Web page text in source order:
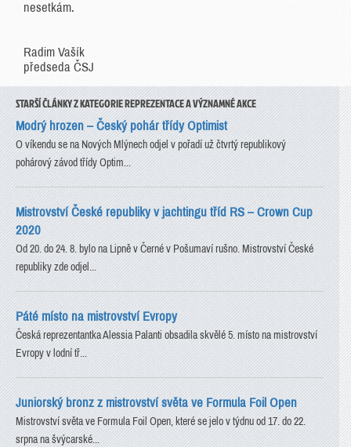
nesetkám.
Radim Vašík
předseda ČSJ
STARŠÍ ČLÁNKY Z KATEGORIE REPREZENTACE A VÝZNAMNÉ AKCE
Modrý hrozen – Český pohár třídy Optimist
O víkendu se na Nových Mlýnech odjel v pořadí už čtvrtý republikový
pohárový závod třídy Optim...
Mistrovství České republiky v jachtingu tříd RS – Crown Cup
2020
Od 20. do 24. 8. bylo na Lipně v Černé v Pošumaví rušno. Mistrovství České
republiky zde odjel...
Páté místo na mistrovství Evropy
Česká reprezentantka Alessia Palanti obsadila skvělé 5. místo na mistrovství
Evropy v lodní tř...
Juniorský bronz z mistrovství světa ve Formula Foil Open
Mistrovství světa ve Formula Foil Open, které se jelo v týdnu od 17. do 22.
srpna na švýcarské...